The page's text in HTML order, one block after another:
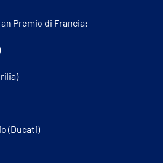
Premio di Francia:
(Ducati)